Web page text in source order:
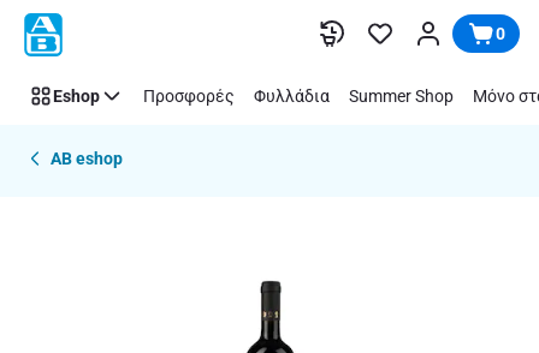
Παράλειψη 0
Eshop Προσφορές Φυλλάδια Summer Shop Μόνο
AB eshop